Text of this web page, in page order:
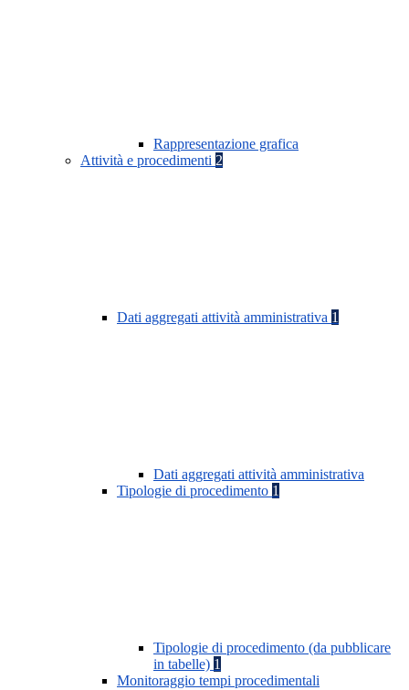
Rappresentazione grafica
Attività e procedimenti 2
Dati aggregati attività amministrativa 1
Dati aggregati attività amministrativa
Tipologie di procedimento 1
Tipologie di procedimento (da pubblicare
in tabelle) 1
Monitoraggio tempi procedimentali